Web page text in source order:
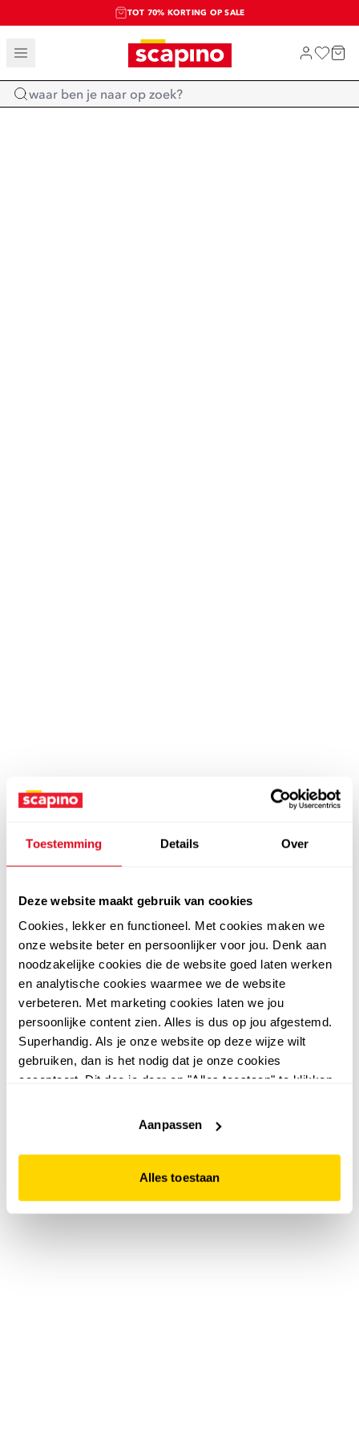
Toestemming Details Over
Deze website maakt gebruik van cookies
Cookies, lekker en functioneel. Met cookies maken we
onze website beter en persoonlijker voor jou. Denk aan
noodzakelijke cookies die de website goed laten werken
en analytische cookies waarmee we de website
verbeteren. Met marketing cookies laten we jou
persoonlijke content zien. Alles is dus op jou afgestemd.
Superhandig. Als je onze website op deze wijze wilt
gebruiken, dan is het nodig dat je onze cookies
accepteert. Dit doe je door op "Alles toestaan" te klikken.
website niet optimaal functioneert.
Aanpassen
Alles toestaan
TOT 70% KORTING OP SALE
SALE: LAATSTE KANS!
SHOP NIEUW
Home